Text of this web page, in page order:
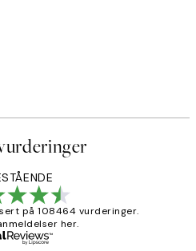
på 108464 vurderinger.
her.